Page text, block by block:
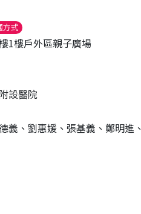
方式（另開新視窗）
1樓戶外區親子廣場
設醫院
義、劉惠媛、張基義、鄭明進、